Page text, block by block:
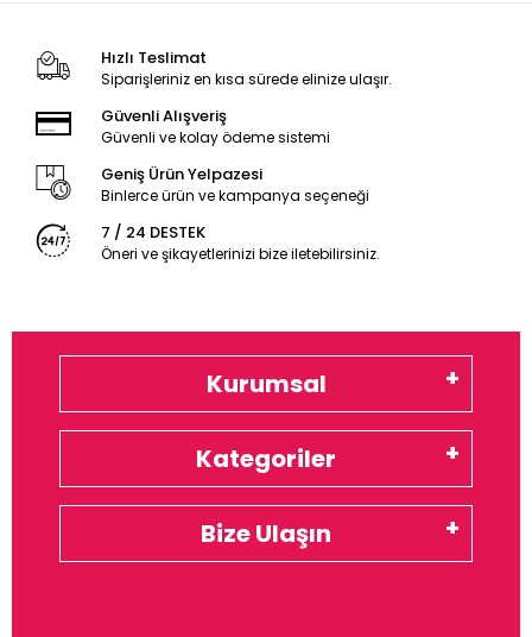
Hızlı Teslimat
Siparişleriniz en kısa sürede elinize ulaşır.
Güvenli Alışveriş
Güvenli ve kolay ödeme sistemi
Geniş Ürün Yelpazesi
Binlerce ürün ve kampanya seçeneği
7 / 24 DESTEK
Öneri ve şikayetlerinizi bize iletebilirsiniz.
Kurumsal
Kategoriler
Bize Ulaşın